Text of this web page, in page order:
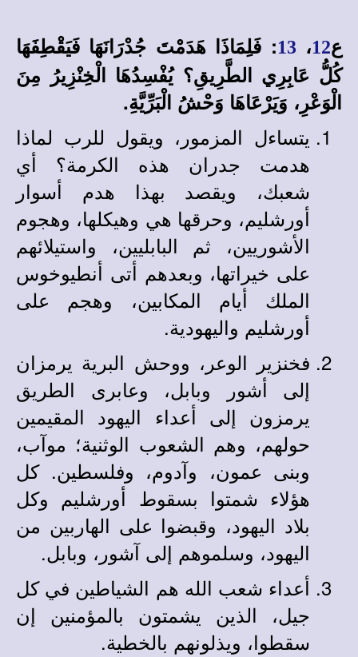
ع12،13: فَلِمَاذَا هَدَمْتَ جُدْرَانَهَا فَيَقْطِفَهَا
كُلُّ عَابِرِي الطَّرِيقِ؟ يُفْسِدُهَا الْخِنْزِيرُ مِنَ
الْوَعْرِ، وَيَرْعَاهَا وَحْشُ الْبَرِّيَّةِ.
يتساءل المزمور، ويقول للرب لماذا
هدمت جدران هذه الكرمة؟ أي
شعبك، ويقصد بهذا هدم أسوار
أورشليم، وحرقها هي وهيكلها، وهجوم
الأشوريين، ثم البابليين، واستيلائهم
على خيراتها، وبعدهم أتى أنطيوخوس
الملك أيام المكابين، وهجم على
أورشليم واليهودية.
فخنزير الوعر، ووحش البرية يرمزان
إلى أشور وبابل، وعابرى الطريق
يرمزون إلى أعداء اليهود المقيمين
حولهم، وهم الشعوب الوثنية؛ موآب،
وبنى عمون، وآدوم، وفلسطين. كل
هؤلاء شمتوا بسقوط أورشليم وكل
بلاد اليهود، وقبضوا على الهاربين من
اليهود، وسلموهم إلى آشور، وبابل.
أعداء شعب الله هم الشياطين في كل
جيل، الذين يشمتون بالمؤمنين إن
سقطوا، ويذلونهم بالخطية.